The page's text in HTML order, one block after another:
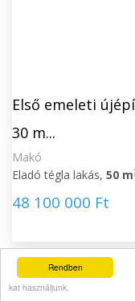
Rendben
kat használjunk.
Első emeleti
30 m...
Makó
Eladó tégla lakás, 50 m
48 100 000 Ft